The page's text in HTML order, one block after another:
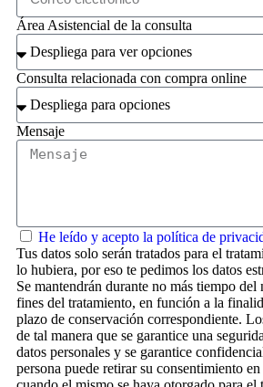
Área Asistencial de la consulta
Consulta relacionada con compra online
Mensaje
He leído y acepto la política de
Tus datos solo serán tratados para el
lo hubiera, por eso te pedimos los datos
Se mantendrán durante no más tiempo del
fines del tratamiento, en función a la
plazo de conservación correspondiente.
de tal manera que se garantice una
datos personales y se garantice
persona puede retirar su consentimiento